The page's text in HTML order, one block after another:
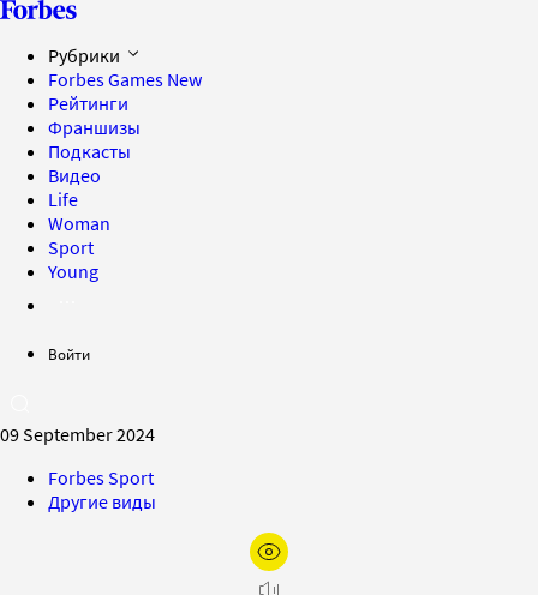
Рубрики
Forbes Games New
Рейтинги
Франшизы
Подкасты
Видео
Life
Woman
Sport
Young
Войти
09 September 2024
Forbes Sport
Другие виды